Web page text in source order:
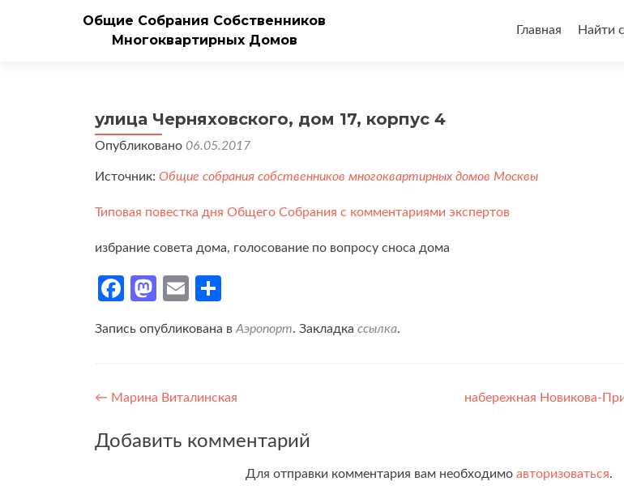
Общие Собрания Собственников
Многоквартирных Домов
кГлавная Найти
улица Черняховского, дом 17, корпус 4
Опубликовано 06.05.2017
Источник: Общие собрания собственников многоквартирных домов Москвы
Типовая повестка дня Общего Собрания с комментариями экспертов
избрание совета дома, голосование по вопросу сноса дома
Facebook
Mastodon
Email
Запись опубликована в Аэропорт. Закладка ссылка.
Навигация
по
записям
← Марина Виталинская набережная Новикова-
Добавить комментарий
Для отправки комментария вам необходимо авторизоваться.